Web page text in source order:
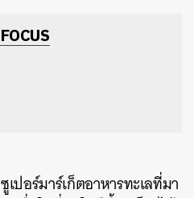
เปอร์มาร์เก็ตอาหารทะเลที่มา